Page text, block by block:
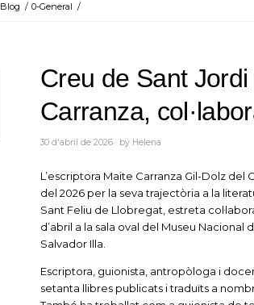
Blog / 0-General /
Creu de Sant
Carranza,
30 d'abril de 2026 by Helena
L’escriptora Maite Carranza Gil-Dolz
del 2026 per la seva trajectòria a la
Sant Feliu de Llobregat, estreta
d’abril a la sala oval del Museu
Salvador Illa.
Escriptora, guionista, antropòloga i
setanta llibres publicats i traduïts a